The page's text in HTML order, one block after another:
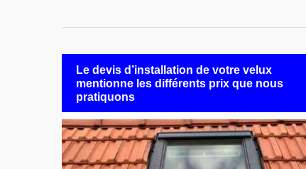
Le devis d’installation de votre velux
mentionne les différents prix que nous
pratiquons